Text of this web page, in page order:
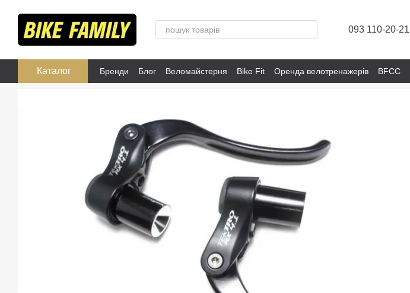
093 110-20-21
Каталог Бренди Блог Веломайстерня Bike Fit Оренда велотренажерів BFCC
Розпродаж
Публічна оферта